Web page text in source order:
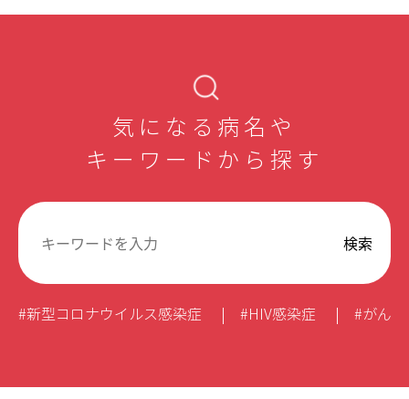
気になる病名や
キーワードから探す
#新型コロナウイルス感染症 #HIV感染症 #がん